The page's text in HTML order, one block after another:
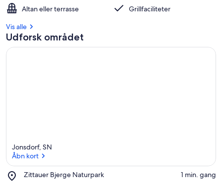
Altan eller terrasse
Grillfaciliteter
Vis alle
Udforsk området
Jonsdorf, SN
Åbn kort
Zittauer Bjerge Naturpark
Place,
‪1 min. gang‬